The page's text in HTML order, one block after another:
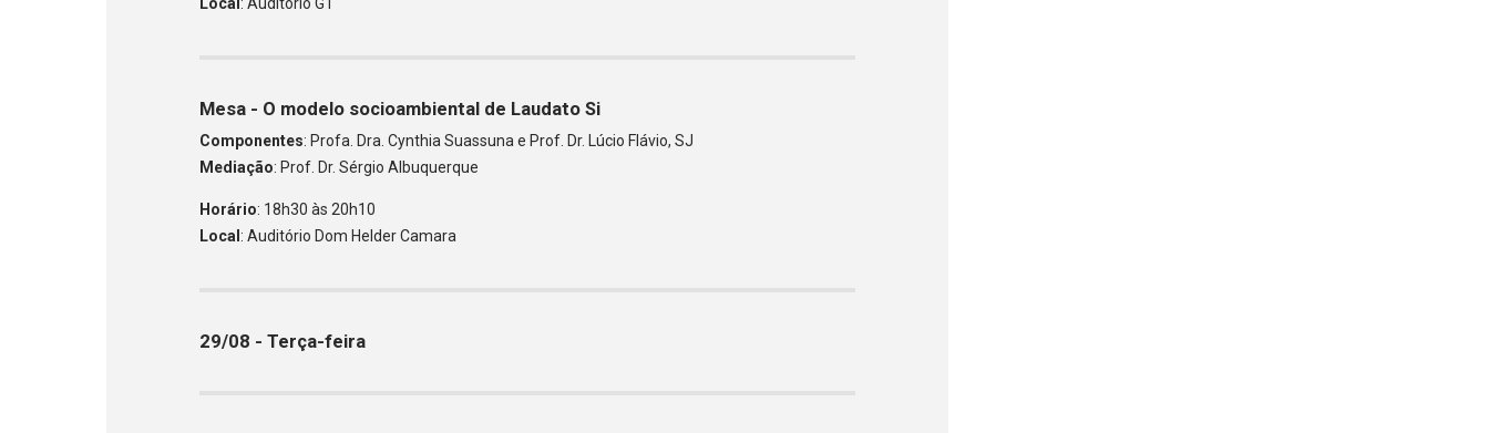
Local : Auditório G1
Mesa - O modelo socioambiental de Laudato Si
Componentes: Profa. Dra. Cynthia Suassuna e Prof. Dr. Lúcio Flávio, SJ
Mediação: Prof. Dr. Sérgio Albuquerque
Horário: 18h30 às 20h10
Local : Auditório Dom Helder Camara
29/08 - Terça-feira